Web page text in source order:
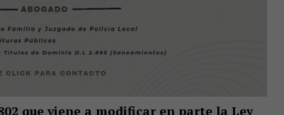
que viene a modificar en parte la Ley